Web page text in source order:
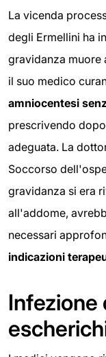
La vicenda
degli Ermellini ha
gravidanza muore
il suo medico
amniocentesi
prescrivendo
adeguata. La
Soccorso
gravidanza si era
all'addome,
necessari
indicazioni
Infezione